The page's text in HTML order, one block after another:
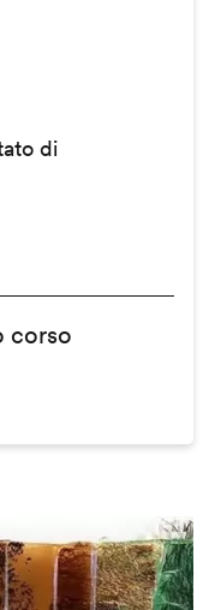
di
corso